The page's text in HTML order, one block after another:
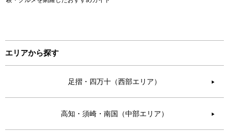
エリアから探す
足摺・四万十（西部エリア） ▶︎
高知・須崎・南国（中部エリア） ▶︎